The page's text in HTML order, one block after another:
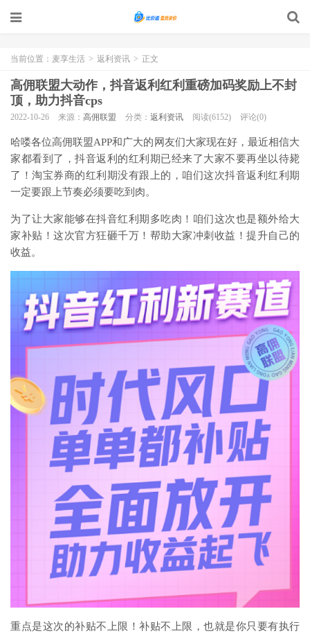
当前位置： 麦享生活 > 返利资讯 > 正文
高佣联盟大动作，抖音返利红利重磅加码奖励上不封
顶，助力抖音cps
2022-10-26 来源： 高佣联盟 分类： 返利资讯 阅读(6152) 评论(0)
哈喽各位高佣联盟APP和广大的网友们大家现在好，最近相信大
家都看到了，抖音返利的红利期已经来了大家不要再坐以待毙
了！淘宝券商的红利期没有跟上的，咱们这次抖音返利红利期
一定要跟上节奏必须要吃到肉。
为了让大家能够在抖音红利期多吃肉！咱们这次也是额外给大
家补贴！这次官方狂砸千万！帮助大家冲刺收益！提升自己的
收益。
重点是这次的补贴不上限！补贴不上限，也就是你只要有执行